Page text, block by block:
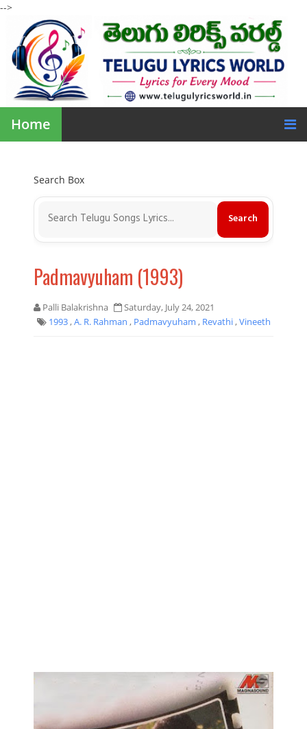
-->
Home
Search Box
Padmavyuham (1993)
Palli Balakrishna
Saturday, July 24, 2021
1993,A. R. Rahman , Padmavyuham , Revathi,Vineeth